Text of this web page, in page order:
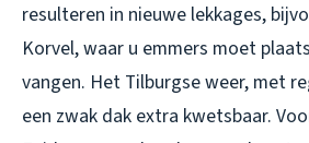
resulteren in nieuwe lekkages,
Korvel, waar u emmers moet
vangen. Het Tilburgse weer, met
een zwak dak extra kwetsbaar.